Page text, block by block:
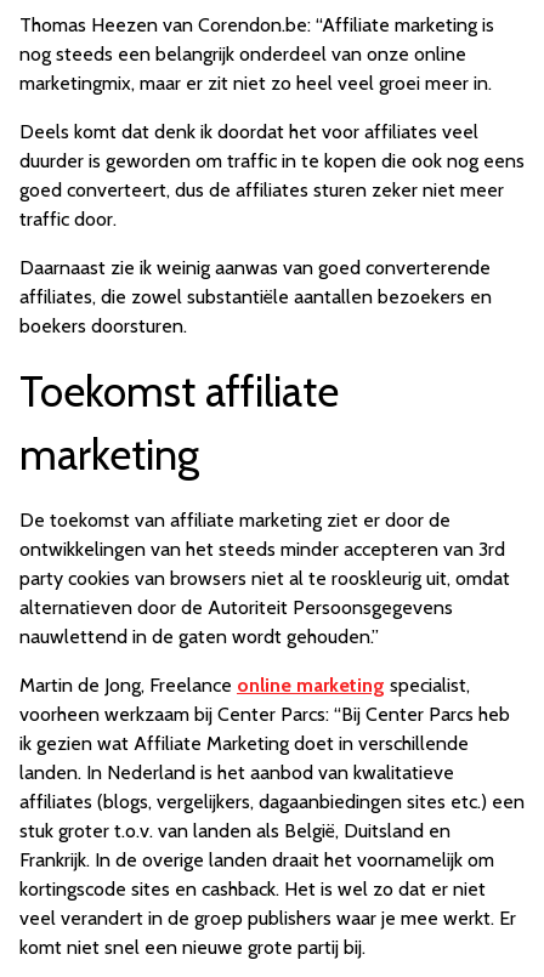
Thomas Heezen van Corendon.be: “Affiliate marketing is
nog steeds een belangrijk onderdeel van onze online
marketingmix, maar er zit niet zo heel veel groei meer in.
Deels komt dat denk ik doordat het voor affiliates veel
duurder is geworden om traffic in te kopen die ook nog eens
goed converteert, dus de affiliates sturen zeker niet meer
traffic door.
Daarnaast zie ik weinig aanwas van goed converterende
affiliates, die zowel substantiële aantallen bezoekers en
boekers doorsturen.
Toekomst affiliate
marketing
De toekomst van affiliate marketing ziet er door de
ontwikkelingen van het steeds minder accepteren van 3rd
party cookies van browsers niet al te rooskleurig uit, omdat
alternatieven door de Autoriteit Persoonsgegevens
nauwlettend in de gaten wordt gehouden.”
Martin de Jong, Freelance online marketing specialist,
voorheen werkzaam bij Center Parcs: “Bij Center Parcs heb
ik gezien wat Affiliate Marketing doet in verschillende
landen. In Nederland is het aanbod van kwalitatieve
affiliates (blogs, vergelijkers, dagaanbiedingen sites etc.) een
stuk groter t.o.v. van landen als België, Duitsland en
Frankrijk. In de overige landen draait het voornamelijk om
kortingscode sites en cashback. Het is wel zo dat er niet
veel verandert in de groep publishers waar je mee werkt. Er
komt niet snel een nieuwe grote partij bij.